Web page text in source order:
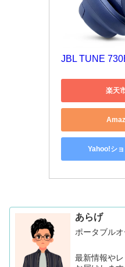
JBL TUNE
楽天
Yahoo!シ
あらげ
ポータブル
最新情報や